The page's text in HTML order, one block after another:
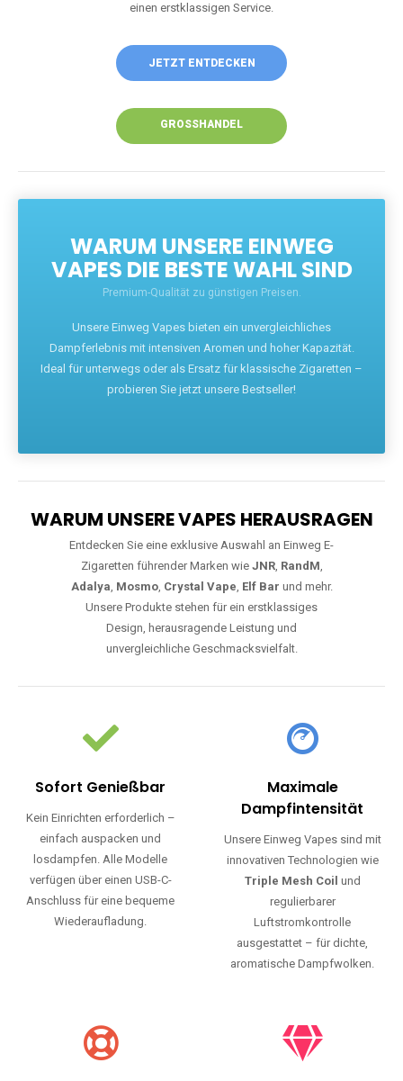
einen erstklassigen Service.
JETZT ENTDECKEN
GROSSHANDEL
WARUM UNSERE EINWEG
VAPES DIE BESTE WAHL SIND
Premium-Qualität zu günstigen Preisen.
Unsere Einweg Vapes bieten ein unvergleichliches
Dampferlebnis mit intensiven Aromen und hoher Kapazität.
Ideal für unterwegs oder als Ersatz für klassische Zigaretten –
probieren Sie jetzt unsere Bestseller!
WARUM UNSERE VAPES HERAUSRAGEN
Entdecken Sie eine exklusive Auswahl an Einweg E-
Zigaretten führender Marken wie JNR, RandM,
Adalya, Mosmo, Crystal Vape, Elf Bar und mehr.
Unsere Produkte stehen für ein erstklassiges
Design, herausragende Leistung und
unvergleichliche Geschmacksvielfalt.
Sofort Genießbar
Kein Einrichten erforderlich –
einfach auspacken und
losdampfen. Alle Modelle
verfügen über einen USB-C-
Anschluss für eine bequeme
Wiederaufladung.
Maximale
Dampfintensität
Unsere Einweg Vapes sind mit
innovativen Technologien wie
Triple Mesh Coil und
regulierbarer
Luftstromkontrolle
ausgestattet – für dichte,
aromatische Dampfwolken.